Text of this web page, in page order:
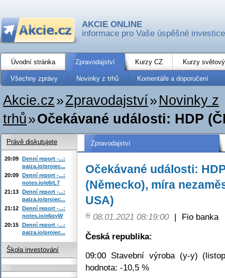
AKCIE ONLINE
informace pro Vaše úspěšné investice
Úvodní stránka Zpravodajství Kurzy CZ Kurzy
Všechny zprávy Novinky z trhů Komentáře a doporučení
Akcie.cz»Zpravodajství» Novinky z
trhů»Očekávané události: HDP
Zpravodajství
Očekávané události:
(Německo), míra
USA)
08.01.2021 08:19:00 |
Fio banka
Česká republika:
09:00 Stavební výroba (y-y)
hodnota: -10,5 %
Právě diskutujete
20:09 Denní report -...:
paiza.io/projec...
20:09 Denní report -...:
notes.io/e6rL7
21:13 Denní report -...:
paiza.io/projec...
21:12 Denní report -...:
notes.io/e6qyW
20:15 Denní report -...:
paiza.io/projec...
Škola investování